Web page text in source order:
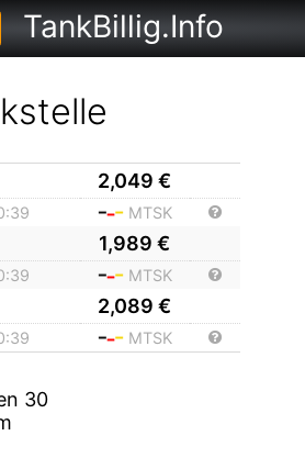
TankBillig.Info
2,049 €
MTSK
1,989 €
MTSK
2,089 €
MTSK
30